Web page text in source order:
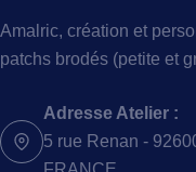
Amalric, création et
patchs brodés (petite et
Adresse Atelier :
5 rue Renan -